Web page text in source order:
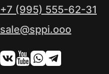
+7 (995) 555-62-31
sale@sppi.ooo